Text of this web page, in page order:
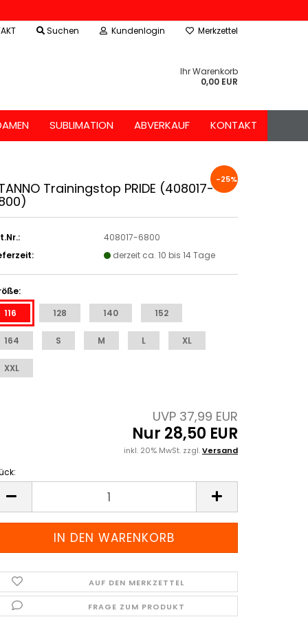
Suchen Kundenlogin
Merkzettel
Ihr Warenkorb
0,00 EUR
SUBLIMATION ABVERKAUF KONTAKT
-25%
Trainingstop PRIDE (408017-
408017-6800
derzeit ca. 10 bis 14 Tage
116
128 140 152
164 S M L XL
XXL
UVP 37,99 EUR
Nur 28,50 EUR
inkl. 20% MwSt. zzgl.Versand
AUF DEN MERKZETTEL
FRAGE ZUM PRODUKT